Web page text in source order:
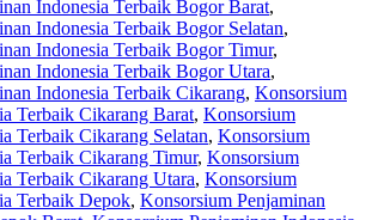
Indonesia Terbaik Bogor Barat,
Indonesia Terbaik Bogor Selatan,
Indonesia Terbaik Bogor Timur,
Indonesia Terbaik Bogor Utara,
Indonesia Terbaik Cikarang, Konsorsium
Terbaik Cikarang Barat, Konsorsium
Terbaik Cikarang Selatan, Konsorsium
Terbaik Cikarang Timur, Konsorsium
Terbaik Cikarang Utara, Konsorsium
Terbaik Depok, Konsorsium Penjaminan